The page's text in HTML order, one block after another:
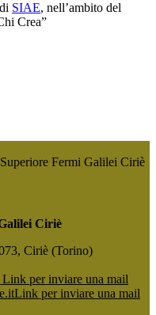
SIAE, nell’ambito del
Crea”
Fermi Galilei Ciriè
Ciriè
Ciriè (Torino)
Link per inviare una mail
Link per inviare una mail